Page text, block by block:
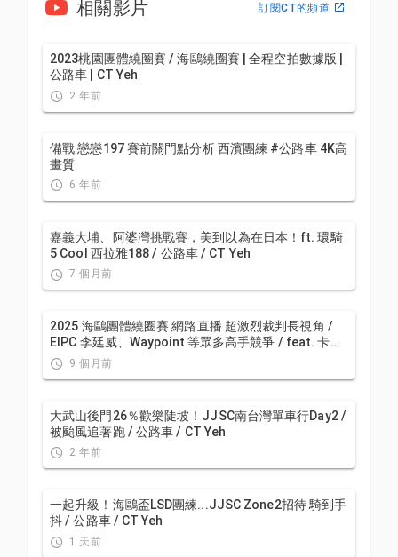
相關影片 訂閱CT的頻道
2023桃園團體繞圈賽 / 海鷗繞圈賽 | 全程空拍數據版 |
公路車 | CT Yeh
2 年前
備戰 戀戀197 賽前關門點分析 西濱團練 #公路車 4K高
畫質
6 年前
嘉義大埔、阿婆灣挑戰賽，美到以為在日本！ft. 環騎
5 Cool 西拉雅188 / 公路車 / CT Yeh
7 個月前
2025 海鷗團體繞圈賽 網路直播 超激烈裁判長視角 /
EIPC 李廷威、Waypoint 等眾多高手競爭 / feat. 卡密
兒主持 / 海鷗繞圈賽
9 個月前
大武山後門26％歡樂陡坡！JJSC南台灣單車行Day2 /
被颱風追著跑 / 公路車 / CT Yeh
2 年前
一起升級！海鷗盃LSD團練...JJSC Zone2招待 騎到手
抖 / 公路車 / CT Yeh
1 天前